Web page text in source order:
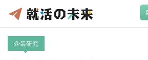
企業研究